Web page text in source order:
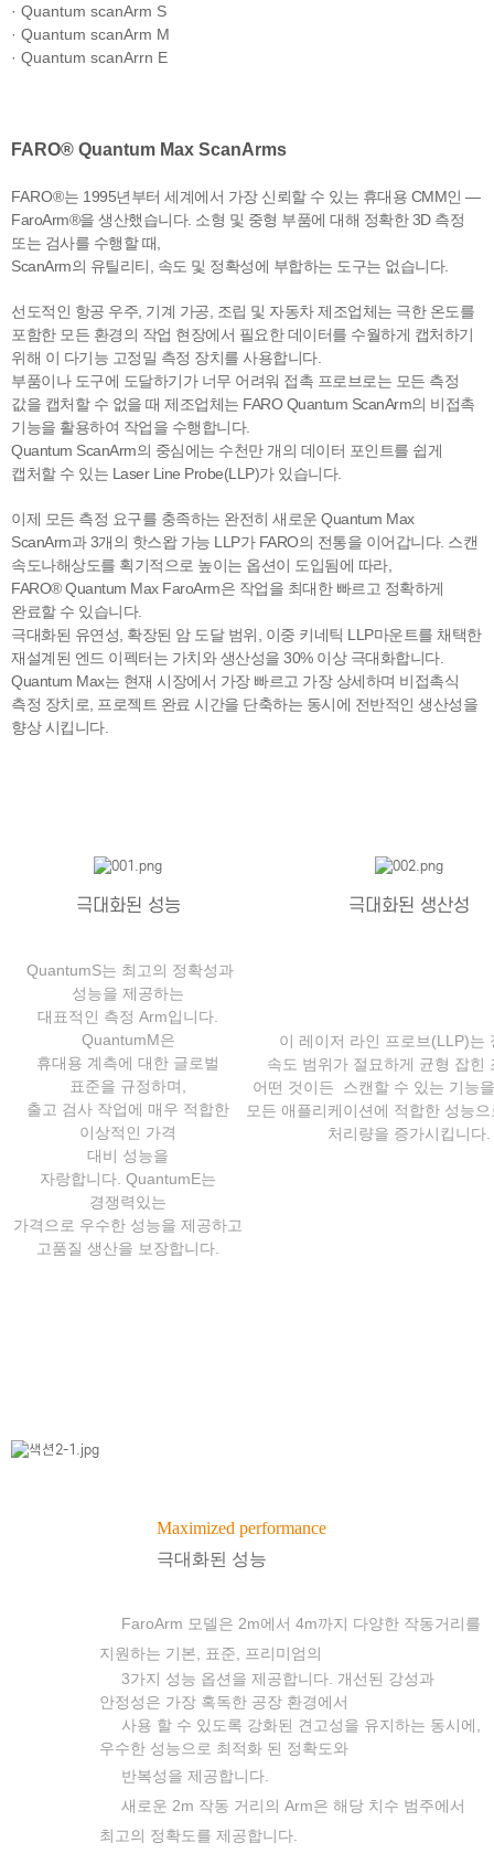
· Quantum scanArm S
· Quantum scanArm M
· Quantum scanArrn E
FARO® Quantum Max ScanArms
FARO®는 1995년부터 세계에서 가장 신뢰할 수 있는 휴대용 CMM인 —
FaroArm®을 생산했습니다. 소형 및 중형 부품에 대해 정확한 3D 측정
또는 검사를 수행할 때,
ScanArm의 유틸리티, 속도 및 정확성에 부합하는 도구는 없습니다.
선도적인 항공 우주, 기계 가공, 조립 및 자동차 제조업체는 극한 온도를
포함한 모든 환경의 작업 현장에서 필요한 데이터를 수월하게 캡처하기
위해 이 다기능 고정밀 측정 장치를 사용합니다.
부품이나 도구에 도달하기가 너무 어려워 접촉 프로브로는 모든 측정
값을 캡처할 수 없을 때 제조업체는 FARO Quantum ScanArm의 비접촉
기능을 활용하여 작업을 수행합니다.
Quantum ScanArm의 중심에는 수천만 개의 데이터 포인트를 쉽게
캡처할 수 있는 Laser Line Probe(LLP)가 있습니다.
이제 모든 측정 요구를 충족하는 완전히 새로운 Quantum Max
ScanArm과 3개의 핫스왑 가능 LLP가 FARO의 전통을 이어갑니다. 스캔
속도나해상도를 획기적으로 높이는 옵션이 도입됨에 따라,
FARO® Quantum Max FaroArm은 작업을 최대한 빠르고 정확하게
완료할 수 있습니다.
극대화된 유연성, 확장된 암 도달 범위, 이중 키네틱 LLP마운트를 채택한
재설계된 엔드 이펙터는 가치와 생산성을 30% 이상 극대화합니다.
Quantum Max는 현재 시장에서 가장 빠르고 가장 상세하며 비접촉식
측정 장치로, 프로젝트 완료 시간을 단축하는 동시에 전반적인 생산성을
향상 시킵니다.
극대화된 성능 극대화된 생산성
QuantumS는 최고의 정확성과
성능을 제공하는
대표적인 측정 Arm입니다.
QuantumM은
휴대용 계측에 대한 글로벌
표준을 규정하며,
출고 검사 작업에 매우 적합한
이상적인 가격
대비 성능을
자랑합니다. QuantumE는
경쟁력있는
가격으로 우수한 성능을 제공하고
고품질 생산을 보장합니다.
이 레이저 라인 프로브(LLP)는
속도 범위가 절묘하게 균형 잡힌
어떤 것이든
스캔할 수 있는 기능
모든 애플리케이션에 적합한 성능
처리량을 증가시킵니다.
Maximized performance
극대화된 성능
FaroArm 모델은 2m에서 4m까지 다양한 작동거리를
지원하는 기본, 표준, 프리미엄의
3가지 성능 옵션을 제공합니다. 개선된 강성과
안정성은 가장 혹독한 공장 환경에서
사용 할 수 있도록 강화된 견고성을 유지하는 동시에,
우수한 성능으로 최적화 된 정확도와
반복성을 제공합니다.
새로운 2m 작동 거리의 Arm은 해당 치수 범주에서
최고의 정확도를 제공합니다.